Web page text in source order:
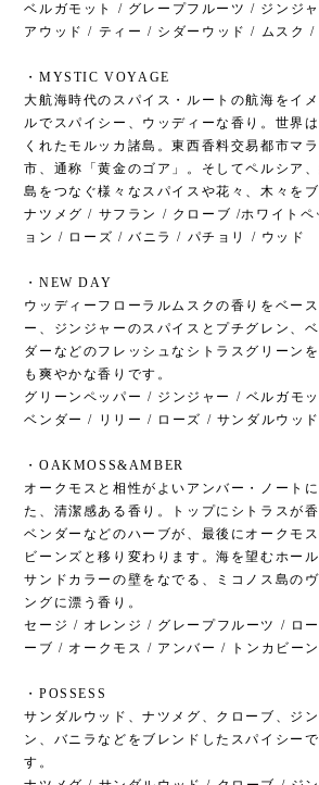
ベルガモット / グレープフルーツ / ジンジ
アウッド / ティー / シダーウッド / ムスク /
・MYSTIC VOYAGE
大航海時代のスパイス・ルートの航海をイ
ルでスパイシー、ウッディーな香り。世界
くれたモルッカ諸島。東西香料交易都市マ
市、通称「黄金のゴア」。そしてペルシア
島をつなぐ様々なスパイスや花々、木々をブ
ナツメグ / サフラン / クローブ /ホワイトペ
ョン / ローズ / バニラ / パチョリ / ウッド
・NEW DAY
ウッディーフローラルムスクの香りをベー
ー、ジンジャーのスパイスとプチグレン、
ダーなどのフレッシュなシトラスグリーン
も爽やかな香りです。
グリーンペッパー / ジンジャー / ベルガモ
ベンダー / リリー / ローズ / サンダルウッ
・OAKMOSS&AMBER
オークモスと相性がよいアンバー・ノート
た、清潔感ある香り。トップにシトラスが
ベンダーなどのハーブが、最後にオークモ
ビーンズと移り変わります。海を望むホー
サンドカラーの壁をなでる、ミコノス島の
ングに漂う香り。
セージ / オレンジ / グレープフルーツ / ロ
ーブ / オークモス / アンバー / トンカビー
・POSSESS
サンダルウッド、ナツメグ、クローブ、ジ
ン、バニラなどをブレンドしたスパイシー
す。